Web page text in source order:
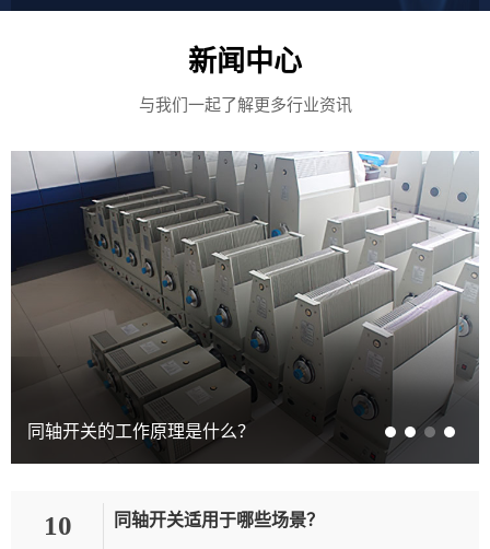
新闻中心
与我们一起了解更多行业资讯
同轴开关在低温环境下是否可靠工作？
10 同轴开关适用于哪些场景？